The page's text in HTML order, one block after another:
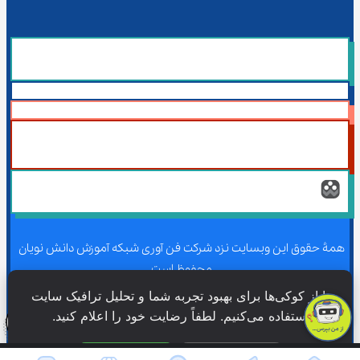
همۀ حقوق این وبسایت نزد شرکت فن آوری شبکه آموزش دانش نویان
محفوظ است.
همۀ حقوق این وبسایت نزد شرکت فن آوری شبکه آموزش دانش نویان
محفوظ است.
ما از کوکی‌ها برای بهبود تجربه شما و تحلیل ترافیک سایت
استفاده می‌کنیم. لطفاً رضایت خود را اعلام کنید.